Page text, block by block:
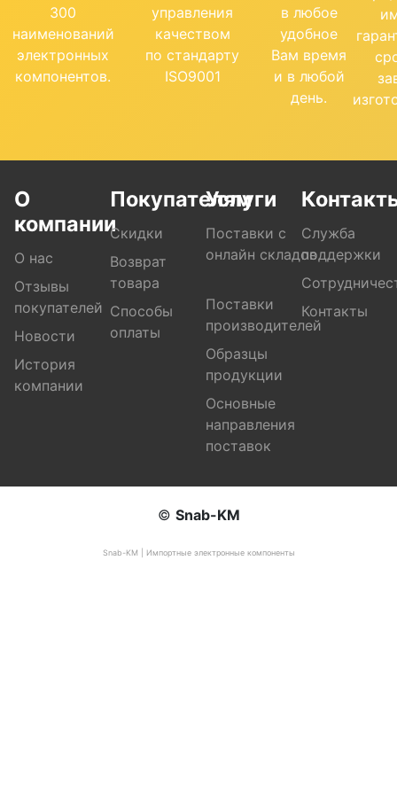
300
наименований
электронных
компонентов.
управления
качеством
по стандарту
ISO9001
в любое
удобное
Вам время
и в любой
день.
О
компании
О нас
Отзывы
покупателей
Новости
История
компании
Покупателям
Скидки
Возврат
товара
Способы
оплаты
Услуги
Поставки с
онлайн складов
Поставки
производителей
Образцы
продукции
Основные
направления
поставок
Служба
поддержки
Контакты
© Snab-KM
Snab-KM | Импортные электронные компоненты